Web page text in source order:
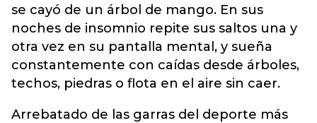
se cayó de un árbol de mango. En sus
noches de insomnio repite sus saltos una y
otra vez en su pantalla mental, y sueña
constantemente con caídas desde árboles,
techos, piedras o flota en el aire sin caer.
Arrebatado de las garras del deporte más